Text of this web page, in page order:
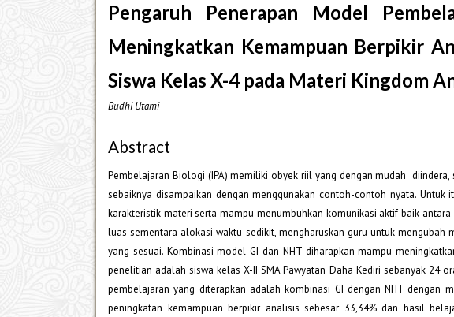
Pengaruh Penerapan Model
Meningkatkan Kemampuan Berpikir
Siswa Kelas X-4 pada Materi Kingdom
Budhi Utami
Abstract
Pembelajaran Biologi (IPA) memiliki obyek riil yang dengan mudah
sebaiknya disampaikan dengan menggunakan contoh-contoh nyata.
karakteristik materi serta mampu menumbuhkan komunikasi aktif baik
luas sementara alokasi waktu sedikit, mengharuskan guru untuk
yang sesuai. Kombinasi model GI dan NHT diharapkan mampu
penelitian adalah siswa kelas X-II SMA Pawyatan Daha Kediri sebanyak 24
pembelajaran yang diterapkan adalah kombinasi GI dengan NHT dengan
peningkatan kemampuan berpikir analisis sebesar 33,34% dan hasil